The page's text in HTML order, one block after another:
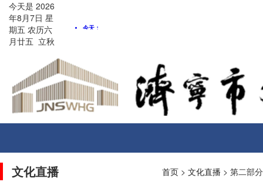
今天是 2026
年8月7日 星
期五 农历六
月廿五 立秋
文化直播 首页 > 文化直播 > 第二部分